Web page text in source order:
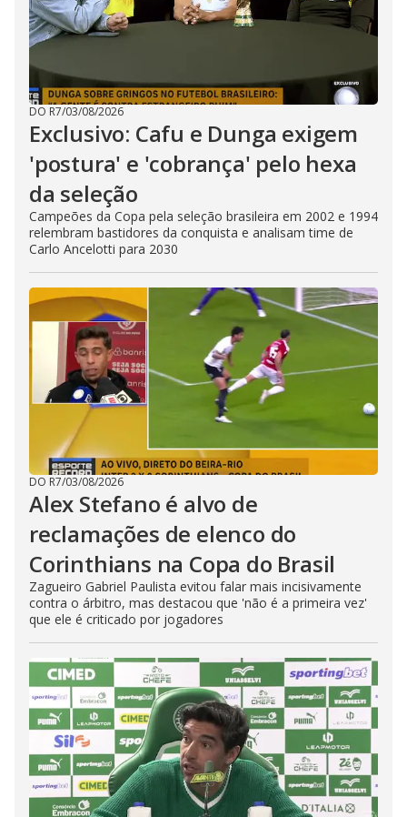
DO R7/03/08/2026
Exclusivo: Cafu e Dunga exigem
'postura' e 'cobrança' pelo hexa
da seleção
Campeões da Copa pela seleção brasileira em 2002 e 1994
relembram bastidores da conquista e analisam time de
Carlo Ancelotti para 2030
DO R7/03/08/2026
Alex Stefano é alvo de
reclamações de elenco do
Corinthians na Copa do Brasil
Zagueiro Gabriel Paulista evitou falar mais incisivamente
contra o árbitro, mas destacou que 'não é a primeira vez'
que ele é criticado por jogadores